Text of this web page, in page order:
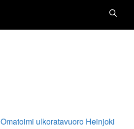
Omatoimi ulkoratavuoro Heinjoki